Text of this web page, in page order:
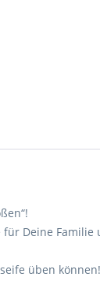
Deine Familie
üben können!